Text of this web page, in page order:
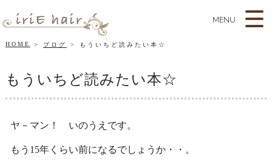
MENU
HOME ブログ もういちど読みたい本☆
もういちど読みたい本☆
ヤ－マン！ いのうえです。
もう15年くらい前になるでしょうか・・。